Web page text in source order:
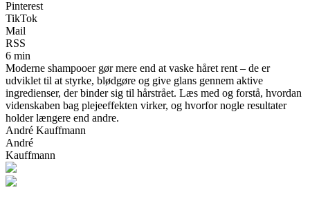
Pinterest
TikTok
Mail
RSS
6 min
Moderne shampooer gør mere end at vaske håret rent – de er
udviklet til at styrke, blødgøre og give glans gennem aktive
ingredienser, der binder sig til hårstrået. Læs med og forstå, hvordan
videnskaben bag plejeeffekten virker, og hvorfor nogle resultater
holder længere end andre.
André Kauffmann
André
Kauffmann